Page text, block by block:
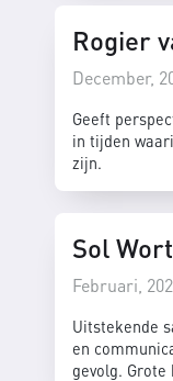
Rogier
December,
Geeft
in tijden
zijn.
Sol
Februari,
Uitstekende
en
gevolg. Grote